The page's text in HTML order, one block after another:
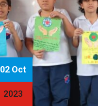
02 Oct
2023